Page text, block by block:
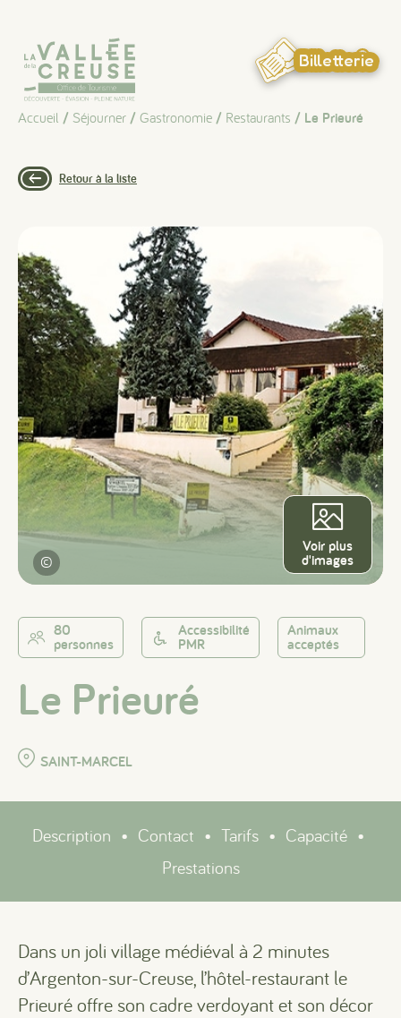
Billetterie
Accueil / Séjourner / Gastronomie / Restaurants / Le Prieuré
Retour à la liste
©
Voir plus
d'images
80
personnes
Accessibilité
PMR
Animaux
acceptés
Le Prieuré
SAINT-MARCEL
Description • Contact • Tarifs • Capacité •
Prestations
Dans un joli village médiéval à 2 minutes
d’Argenton-sur-Creuse, l’hôtel-restaurant le
Prieuré offre son cadre verdoyant et son décor